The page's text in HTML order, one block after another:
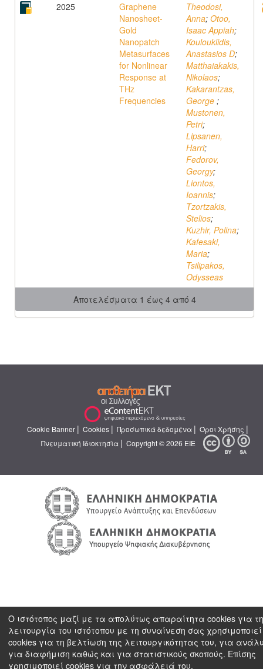
2025
Graphene
Nanosheet-
Gold
Nanopatch
Metasurfaces
for Nonlinear
Response at
THz
Frequencies
Theodosi,
Anna; Otoo,
Isaac Appiah;
Koulouklidis,
Anastasios D;
Matthaiakakis,
Nikolaos;
Kakarantzas,
George ;
Mustonen,
Petri;
Lipsanen,
Harri;
Fedorov,
Georgy;
Liontos,
Ioannis;
Tzortzakis,
Stelios;
Kuzhir, Polina;
Kafesaki,
Maria;
Tsilipakos,
Odysseas
Αποτελέσματα 1 έως 4 από 4
Cookie Banner | Cookies | Προσωπικά δεδομένα | Όροι Χρήσης |
Πνευματική Ιδιοκτησία | Copyright © 2026 ΕΙΕ
Ο ιστότοπος μαζί με τα απολύτως απαραίτητα cookies για
λειτουργία του ιστότοπου με τη συναίνεση σας χρησιμοποιεί
cookies για τη βελτίωση της λειτουργικότητας του, για
για διαφήμιση καθώς και για στατιστικούς σκοπούς. Επίσης
χρησιμοποιεί cookies για την ασφάλειά του.